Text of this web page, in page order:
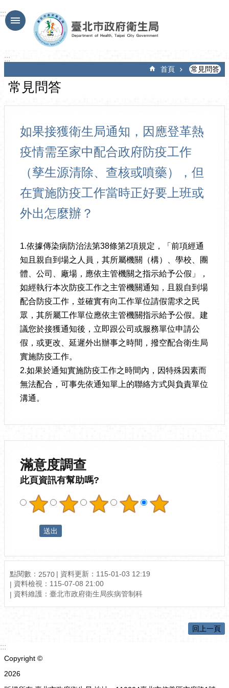
跳到主要內容區塊
:::
:::
首頁 常見問答
常見問答
如果接獲衛生局通知，因應登革熱
疫情需至家中配合政府防疫工作
（孳生源清除、查核或噴藥），但
在實施防疫工作當時正好要上班或
外出怎麼辦？
1.依據傳染病防治法第38條第2項規定，「前項經通
知且親自到場之人員，其所屬機關（構）、學校、團
體、公司、廠場，應依主管機關之指示給予公假」，
如經執行本次防疫工作之主管機關通知，且親自到場
配合防疫工作，並確實有向工作單位請假需求之民
眾，其所屬工作單位應依主管機關指示給予公假。建
議您於接獲通知後，立即跟公司或服務單位申請公
假，或更改、延遲外出辦事之時間，撥空配合衛生局
實施防疫工作。
2.如果於通知實施防疫工作之時間內，因特殊因素而
無法配合，可事先依通知單上的聯絡方式與負責單位
溝通。
滿意度調查
此頁資訊有幫助嗎?
點閱數： 2570
資料更新：115-01-03 12:19
資料檢視：115-07-08 21:00
資料維護：臺北市政府衛生局疾病管制科
回上一頁
:::
Copyright ©
2026